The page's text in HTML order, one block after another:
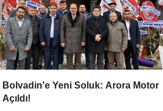
Bolvadin'e Yeni Soluk: Arora Motor
Açıldı!